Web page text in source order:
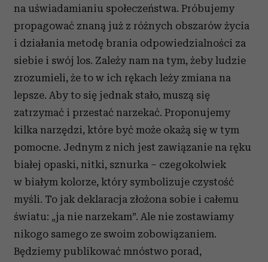
na uświadamianiu społeczeństwa. Próbujemy
propagować znaną już z różnych obszarów życia
i działania metodę brania odpowiedzialności za
siebie i swój los. Zależy nam na tym, żeby ludzie
zrozumieli, że to w ich rękach leży zmiana na
lepsze. Aby to się jednak stało, muszą się
zatrzymać i przestać narzekać. Proponujemy
kilka narzędzi, które być może okażą się w tym
pomocne. Jednym z nich jest zawiązanie na ręku
białej opaski, nitki, sznurka – czegokolwiek
w białym kolorze, który symbolizuje czystość
myśli. To jak deklaracja złożona sobie i całemu
światu: „ja nie narzekam”. Ale nie zostawiamy
nikogo samego ze swoim zobowiązaniem.
Będziemy publikować mnóstwo porad,